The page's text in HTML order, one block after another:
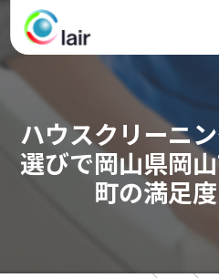
ハウスクリーニ
選びで岡山県岡
町の満足